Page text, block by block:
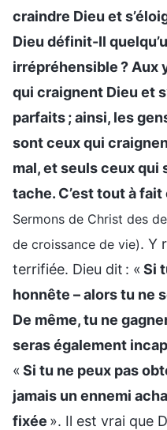
craindre Dieu et
Dieu définit-Il
irrépréhensible ? Aux
qui craignent Dieu et
parfaits ; ainsi, les
sont ceux qui
mal, et seuls ceux qui
tache. C’est tout à
Sermons de Christ des
de croissance de vie). Y
terrifiée. Dieu dit : «Si
honnête – alors tu ne
De même, tu ne
seras également
«Si tu ne peux pas
jamais un ennemi
fixée ». Il est vrai que